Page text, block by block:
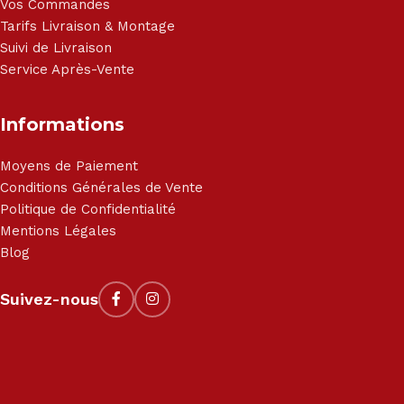
Vos Commandes
Tarifs Livraison & Montage
Suivi de Livraison
Service Après-Vente
Informations
Moyens de Paiement
Conditions Générales de Vente
Politique de Confidentialité
Mentions Légales
Blog
Suivez-nous